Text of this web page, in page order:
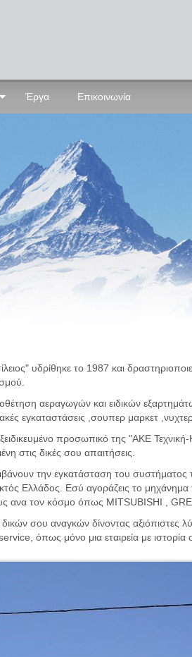
Έργα Επικοινωνία
υδρίθηκε το 1987 και
αεραγωγών και ειδικών
εγκαταστάσεις ,σουπερ μαρκετ
προσωπικό της "ΑΚΕ Τεχνική-
στις δικές σου απαιτήσεις.
την εγκατάσταση του
Ελλάδος. Εσύ αγοράζεις το
ανα τον κόσμο όπως MITSUBISHI ,
σου αναγκών δίνοντας αξιόπιστες
όπως μόνο μια εταιρεία με